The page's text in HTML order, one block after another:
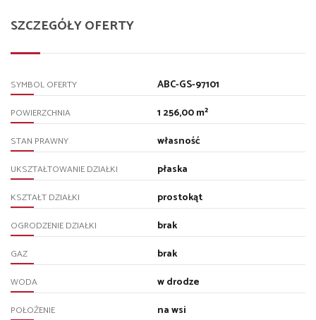
SZCZEGÓŁY OFERTY
SYMBOL OFERTY ABC-GS-97101
POWIERZCHNIA 1 256,00 m²
STAN PRAWNY własność
UKSZTAŁTOWANIE DZIAŁKI płaska
KSZTAŁT DZIAŁKI prostokąt
OGRODZENIE DZIAŁKI brak
GAZ brak
WODA w drodze
POŁOŻENIE na wsi